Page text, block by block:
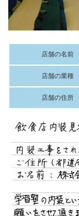
店舗の名前
店舗の業種
店舗の住所